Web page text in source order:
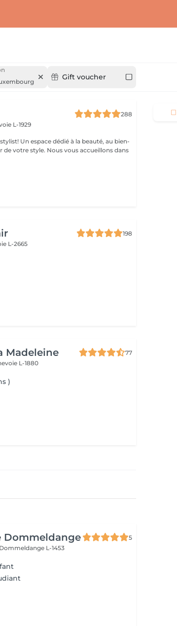
Gift voucher
288
L-1929
Un espace dédié à la beauté, au bien-
vous accueillons dans
198
L-2665
Madeleine
77
L-1880
)
Dommeldange
5
Dommeldange L-1453